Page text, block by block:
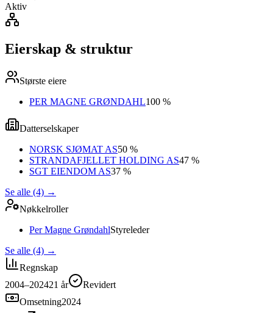
Aktiv
Eierskap & struktur
Største eiere
PER MAGNE GRØNDAHL100 %
Datterselskaper
NORSK SJØMAT AS50 %
STRANDAFJELLET HOLDING AS47 %
SGT EIENDOM AS37 %
Se alle (4) →
Nøkkelroller
Per Magne GrøndahlStyreleder
Se alle (4) →
Regnskap
2004–202421 år
Revidert
Omsetning2024